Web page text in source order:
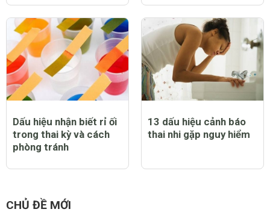
Dấu hiệu nhận biết rỉ ối
trong thai kỳ và cách
phòng tránh
13 dấu hiệu cảnh báo
thai nhi gặp nguy hiểm
CHỦ ĐỀ MỚI